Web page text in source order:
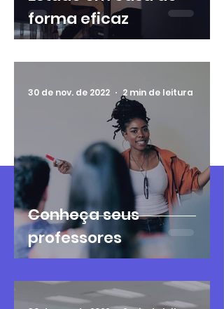
forma eficaz
Conheça seus
professores
30 de nov. de 2022 2 min de leitura